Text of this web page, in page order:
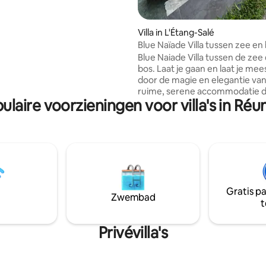
Villa in L'Étang-Salé
Blue Naïade Villa tussen zee en
Blue Naiade Villa tussen de
bos. Laat je gaan en laat je
door de magie en elegantie
ruime, serene accommodatie
zintuigen zal verrukken!
L'Etang Salé, zeer dicht bij
op het eiland. Een ideale plek
gezinnen of vrienden om een
vakantie door te brengen met
comfortabele en gezellige
accommodatie! Kom ons
voorzieningen voor villa's in
Zwembad
Gratis
Privévilla's